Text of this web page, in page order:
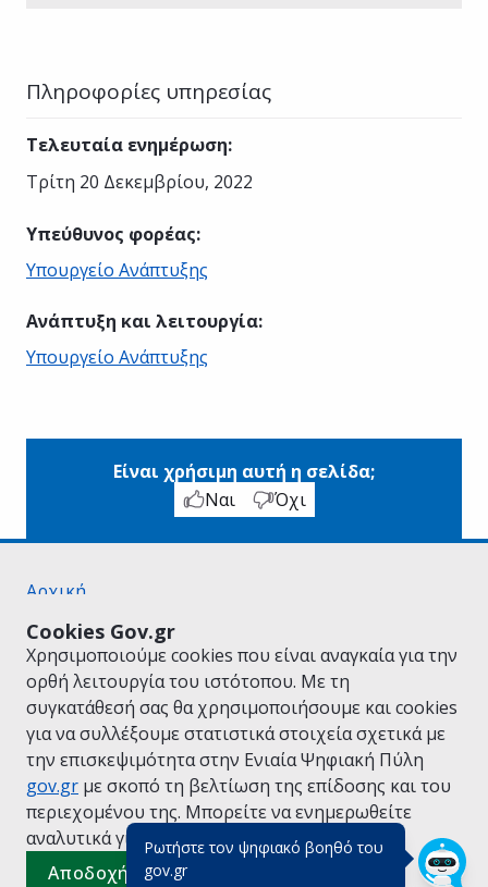
Ρωτήστε τον ψηφιακό βοηθό του
gov.gr(πάτησε για κλείσιμο)
Cookies Gov.gr
Χρησιμοποιούμε cookies που είναι αναγκαία για την
ορθή λειτουργία του ιστότοπου. Με τη
συγκατάθεσή σας θα χρησιμοποιήσουμε και cookies
για να συλλέξουμε στατιστικά στοιχεία σχετικά με
την επισκεψιμότητα στην Ενιαία Ψηφιακή Πύλη
gov.gr με σκοπό τη βελτίωση της επίδοσης και του
περιεχομένου της. Μπορείτε να ενημερωθείτε
αναλυτικά για την Πολιτική Cookies.
Αποδοχή όλων
Πληροφορίες υπηρεσίας
Τελευταία ενημέρωση:
Τρίτη 20 Δεκεμβρίου, 2022
Υπεύθυνος φορέας:
Υπουργείο Ανάπτυξης
Ανάπτυξη και λειτουργία:
Υπουργείο Ανάπτυξης
Είναι χρήσιμη αυτή η σελίδα;
Ναι
Όχι
Αρχική
Όροι Χρήσης
Πολιτική Απορρήτου
Δήλωση προσβασιμότητας
Πολιτική cookies
Προτάσεις για το gov.gr
Υλοποίηση από το Υπουργείο Ψηφιακής
Διακυβέρνησης
Ελληνικά |Αγγλικά